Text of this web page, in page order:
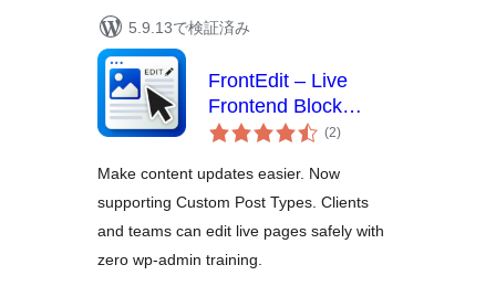
5.9.13で検証済み
FrontEdit – Live
Frontend Block
Editor
(2個
の)
Make content updates easier. Now
supporting Custom Post Types. Clients
and teams can edit live pages safely with
zero wp-admin training.